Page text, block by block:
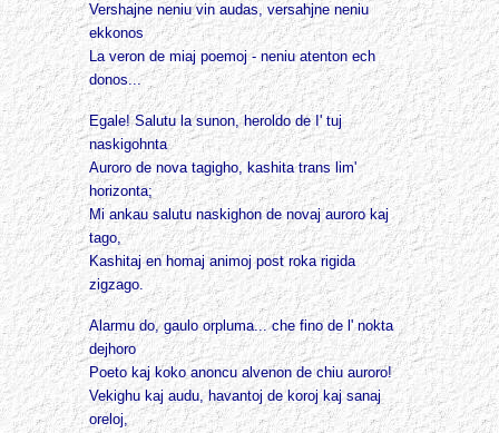
Vershajne neniu vin audas, versahjne neniu
ekkonos
La veron de miaj poemoj - neniu atenton ech
donos...
Egale! Salutu la sunon, heroldo de I' tuj
naskigohnta
Auroro de nova tagigho, kashita trans lim'
horizonta;
Mi ankau salutu naskighon de novaj auroro kaj
tago,
Kashitaj en homaj animoj post roka rigida
zigzago.
Alarmu do, gaulo orpluma... che fino de l' nokta
dejhoro
Poeto kaj koko anoncu alvenon de chiu auroro!
Vekighu kaj audu, havantoj de koroj kaj sanaj
oreloj,